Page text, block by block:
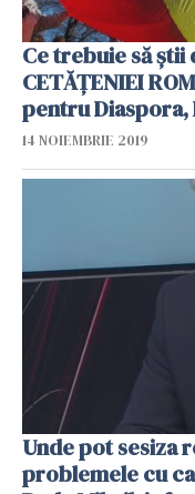
Ce trebuie să
CETĂŢENIEI
pentru Diaspora,
14 NOIEMBRIE 2019
Unde pot sesiza
problemele cu